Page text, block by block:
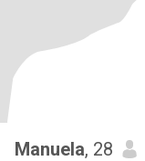
Manuela, 28